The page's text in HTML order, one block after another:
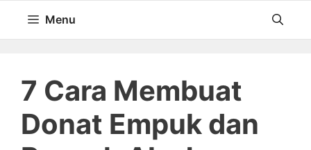
isi
Menu
7 Cara Membuat
Donat Empuk dan